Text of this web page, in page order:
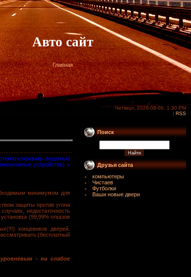
Авто сайт
Главная
Четверг, 2026-08-06, 1:30 PM
| RSS
защитные
устройства) и
минимумом для
защиты против угона
недостаточность
(99,99% отказов
концевиков дверей.
- на слабое
Поиск
Друзья сайта
компьютеры
Чистаев
Футболки
Ваши новые двери